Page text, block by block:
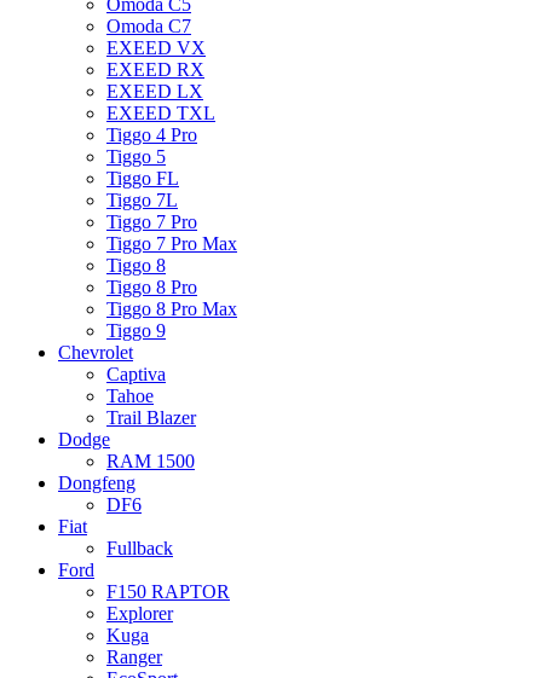
Omoda C7
EXEED VX
EXEED RX
EXEED LX
EXEED TXL
Tiggo 4 Pro
Tiggo 5
Tiggo FL
Tiggo 7L
Tiggo 7 Pro
Tiggo 7 Pro Max
Tiggo 8
Tiggo 8 Pro
Tiggo 8 Pro Max
Tiggo 9
Chevrolet
Captiva
Tahoe
Trail Blazer
Dodge
RAM 1500
Dongfeng
DF6
Fiat
Fullback
Ford
F150 RAPTOR
Explorer
Kuga
Ranger